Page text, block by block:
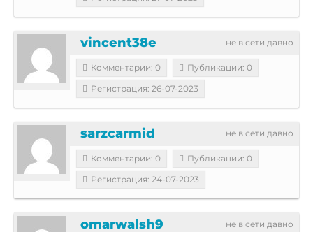
не в сети давно
vincent38e
Комментарии: 0
Публикации: 0
Регистрация: 26-07-2023
не в сети давно
sarzcarmid
Комментарии: 0
Публикации: 0
Регистрация: 24-07-2023
не в сети давно
omarwalsh9